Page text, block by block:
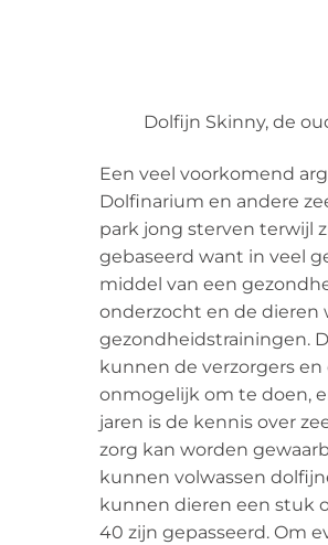
Dolfijn Skinny, de
Een veel voorkomend
Dolfinarium en andere
park jong sterven terwijl
gebaseerd want in veel
middel van een
onderzocht en de dieren
gezondheidstrainingen.
kunnen de verzorgers
onmogelijk om te doen,
jaren is de kennis over
zorg kan worden
kunnen volwassen
kunnen dieren een stuk
40 zijn gepasseerd. Om